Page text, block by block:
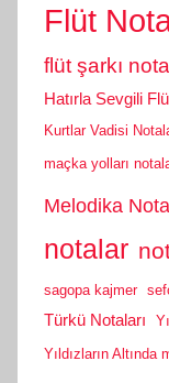
Flüt
flüt şarkı
Hatırla Sevgili
Kurtlar Vadisi
maçka yolları
Melodika
notalar
sagopa kajmer
Türkü Notaları
Yıldızların Altında